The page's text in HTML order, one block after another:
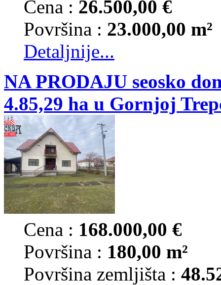
Cena : 26.500,00 €
Površina : 23.000,00 m²
Detaljnije...
NA PRODAJU seosko
4.85,29 ha u Gornjoj
Cena : 168.000,00 €
Površina : 180,00 m²
Površina zemljišta :